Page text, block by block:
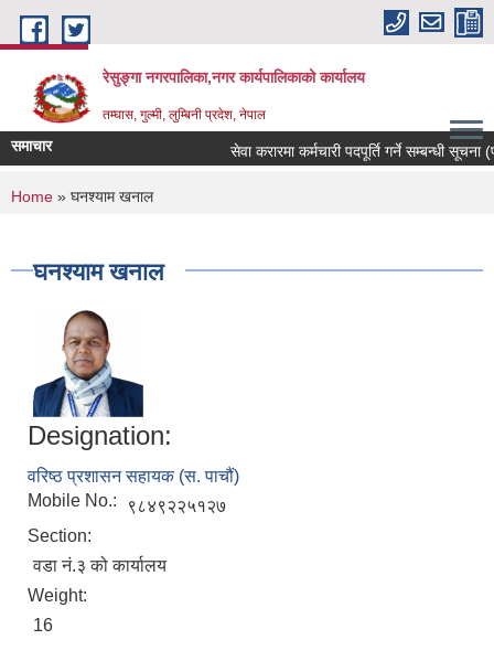
Skip to main content
रेसुङ्गा नगरपालिका,नगर कार्यपालिकाको कार्यालय
तम्घास, गुल्मी, लुम्बिनी प्रदेश, नेपाल
समाचार सेवा करारमा कर्मचारी पदपूर्ति गर्ने सम्बन्धी सूचना
You are here
Home » घनश्याम खनाल
घनश्याम खनाल
Designation:
वरिष्ठ प्रशासन सहायक (स. पाचौं)
Mobile No.:
९८४९२२५१२७
Section:
वडा नं.३ को कार्यालय
Weight:
16